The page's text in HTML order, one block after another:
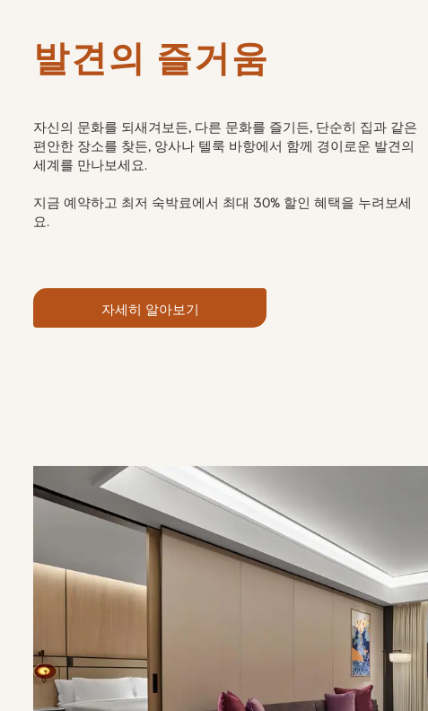
발견의 즐거움
자신의 문화를 되새겨보든, 다른 문화를 즐기든, 단순히 집과 같은
편안한 장소를 찾든, 앙사나 텔룩 바항에서 함께 경이로운 발견의
세계를 만나보세요.
지금 예약하고 최저 숙박료에서 최대 30% 할인 혜택을 누려보세
요.
자세히 알아보기